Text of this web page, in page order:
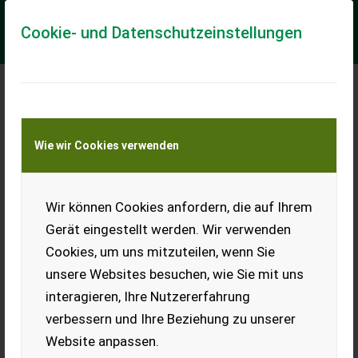
Cookie- und Datenschutzeinstellungen
Wie wir Cookies verwenden
Wir können Cookies anfordern, die auf Ihrem
Gerät eingestellt werden. Wir verwenden
Cookies, um uns mitzuteilen, wenn Sie
unsere Websites besuchen, wie Sie mit uns
interagieren, Ihre Nutzererfahrung
verbessern und Ihre Beziehung zu unserer
Website anpassen.
Meine Transportkostenanfrage
Transport von Land- und Baumaschinen –
KEINE Tiertransporte
New Holland W190 D
MOOTOR - 6 silindriline NEF 6,7L Stage V - mootori maks.
võimsus 230 hj - maks. pöördemoment 1184 nm (1300 rpm
juures) - reverseeritav ventilaa...
EUR 179.900